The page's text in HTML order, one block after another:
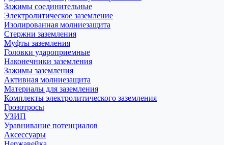
Зажимы соединительные
Электролитическое заземление
Изолированная молниезащита
Стержни заземления
Муфты заземления
Головки удароприемные
Наконечники заземления
Зажимы заземления
Активная молниезащита
Материалы для заземления
Комплекты электролитического заземления
Грозотросы
УЗИП
Уравнивание потенциалов
Аксессуары